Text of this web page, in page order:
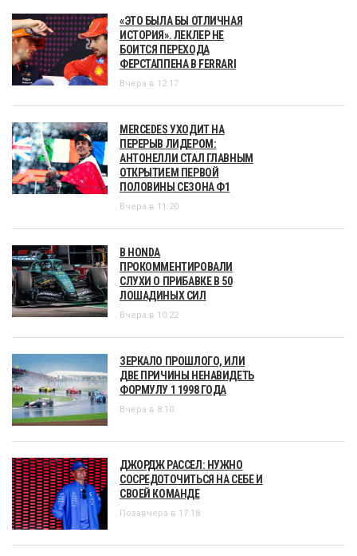
«ЭТО БЫЛА БЫ ОТЛИЧНАЯ
ИСТОРИЯ». ЛЕКЛЕР НЕ
БОИТСЯ ПЕРЕХОДА
ФЕРСТАППЕНА В FERRARI
Вчера в 12:17
MERCEDES УХОДИТ НА
ПЕРЕРЫВ ЛИДЕРОМ:
АНТОНЕЛЛИ СТАЛ ГЛАВНЫМ
ОТКРЫТИЕМ ПЕРВОЙ
ПОЛОВИНЫ СЕЗОНА Ф1
Вчера в 11:20
В HONDA
ПРОКОММЕНТИРОВАЛИ
СЛУХИ О ПРИБАВКЕ В 50
ЛОШАДИНЫХ СИЛ
Вчера в 10:22
ЗЕРКАЛО ПРОШЛОГО, ИЛИ
ДВЕ ПРИЧИНЫ НЕНАВИДЕТЬ
ФОРМУЛУ 1 1998 ГОДА
Вчера в 8:10
ДЖОРДЖ РАССЕЛ: НУЖНО
СОСРЕДОТОЧИТЬСЯ НА СЕБЕ И
СВОЕЙ КОМАНДЕ
Позавчера в 17:18